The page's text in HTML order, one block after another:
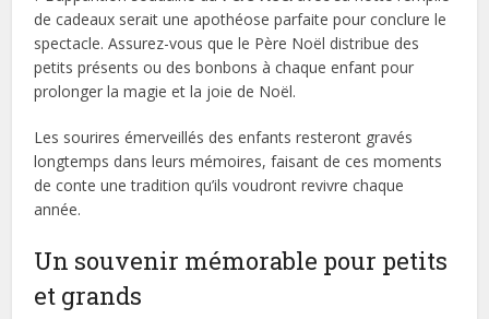
de cadeaux serait une apothéose parfaite pour conclure le
spectacle. Assurez-vous que le Père Noël distribue des
petits présents ou des bonbons à chaque enfant pour
prolonger la magie et la joie de Noël.
Les sourires émerveillés des enfants resteront gravés
longtemps dans leurs mémoires, faisant de ces moments
de conte une tradition qu’ils voudront revivre chaque
année.
Un souvenir mémorable pour petits
et grands